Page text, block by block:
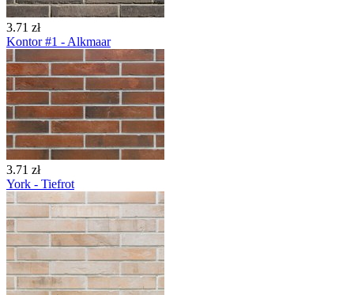
3.71 zł
Kontor #1 - Alkmaar
3.71 zł
York - Tiefrot